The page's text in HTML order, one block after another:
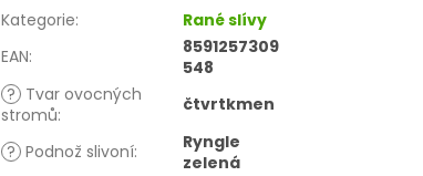
Kategorie:
Rané slívy
EAN:
8591257309
548
? Tvar ovocných
stromů: čtvrtkmen
? Podnož slivoní:
Ryngle
zelená